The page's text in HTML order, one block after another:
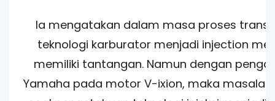
Ia mengatakan dalam masa proses
teknologi karburator menjadi injection
memiliki tantangan. Namun dengan
Yamaha pada motor V-ixion, maka masalah